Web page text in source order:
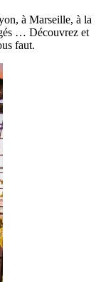
à Marseille, à la
… Découvrez et
faut.